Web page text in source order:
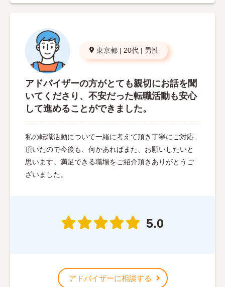
東京都 | 20代 | 男性
アドバイザーの方がとても親切にお話を聞
いてくださり、不安だった転職活動も安心
して進めることができました。
私の転職活動について一緒に考えて頂き丁寧にご対応
頂いたので今後も、何かあればまた、お願いしたいと
思います。満足できる職場をご紹介頂きありがとうご
ざいました。
5.0
アドバイザーに相談する